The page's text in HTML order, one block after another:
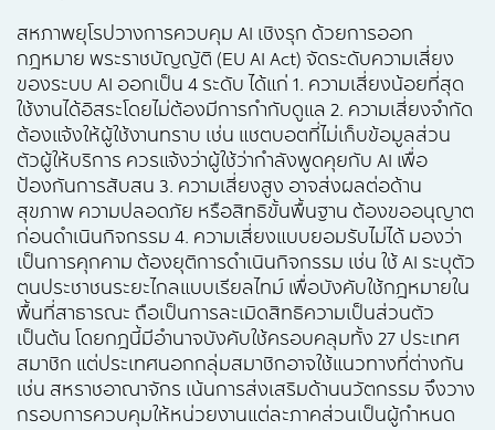
สหภาพยุโรปวางการควบคุม AI เชิงรุก ด้วยการออก
กฎหมาย พระราชบัญญัติ (EU AI Act) จัดระดับความเสี่ยง
ของระบบ AI ออกเป็น 4 ระดับ ได้แก่ 1. ความเสี่ยงน้อยที่สุด
ใช้งานได้อิสระโดยไม่ต้องมีการกำกับดูแล 2. ความเสี่ยงจำกัด
ต้องแจ้งให้ผู้ใช้งานทราบ เช่น แชตบอตที่ไม่เก็บข้อมูลส่วน
ตัวผู้ให้บริการ ควรแจ้งว่าผู้ใช้ว่ากำลังพูดคุยกับ AI เพื่อ
ป้องกันการสับสน 3. ความเสี่ยงสูง อาจส่งผลต่อด้าน
สุขภาพ ความปลอดภัย หรือสิทธิขั้นพื้นฐาน ต้องขออนุญาต
ก่อนดำเนินกิจกรรม 4. ความเสี่ยงแบบยอมรับไม่ได้ มองว่า
เป็นการคุกคาม ต้องยุติการดำเนินกิจกรรม เช่น ใช้ AI ระบุตัว
ตนประชาชนระยะไกลแบบเรียลไทม์ เพื่อบังคับใช้กฎหมายใน
พื้นที่สาธารณะ ถือเป็นการละเมิดสิทธิความเป็นส่วนตัว
เป็นต้น โดยกฎนี้มีอำนาจบังคับใช้ครอบคลุมทั้ง 27 ประเทศ
สมาชิก แต่ประเทศนอกกลุ่มสมาชิกอาจใช้แนวทางที่ต่างกัน
เช่น สหราชอาณาจักร เน้นการส่งเสริมด้านนวัตกรรม จึงวาง
กรอบการควบคุมให้หน่วยงานแต่ละภาคส่วนเป็นผู้กำหนด